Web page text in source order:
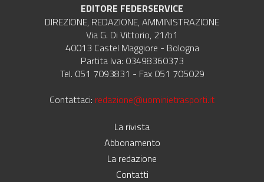
EDITORE FEDERSERVICE
DIREZIONE, REDAZIONE, AMMINISTRAZIONE
Via G. Di Vittorio, 21/b1
40013 Castel Maggiore - Bologna
Partita Iva: 03498360373
Tel. 051 7093831 - Fax 051 705029
Contattaci: redazione@uominietrasporti.it
La rivista
Abbonamento
La redazione
Contatti